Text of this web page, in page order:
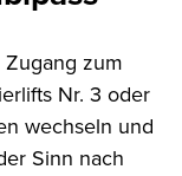
Zugang zum
Nr. 3 oder
wechseln und
Sinn nach